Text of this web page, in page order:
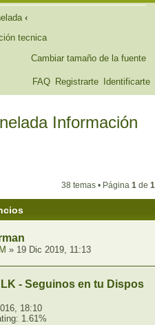
‹
tecnica
Cambiar tamaño de la fuente
FAQ Registrarte Identificarte
Información
38 temas • Página 1 de 1
» 19 Dic 2019, 11:13
- Seguinos en tu
18:10
1.61%